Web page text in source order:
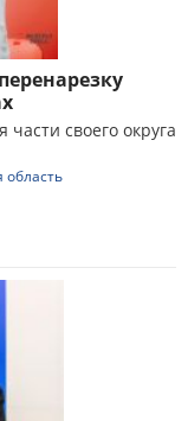
своего округа
область